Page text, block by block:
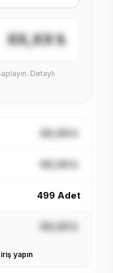
XX,XX ₺
Detaylı
XX,XX ₺
XX,XX ₺
499 Adet
XX,XX ₺
yapın